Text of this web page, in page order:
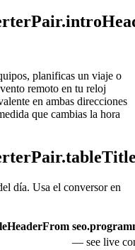
planificas un viaje o
remoto en tu reloj
en ambas direcciones
que cambias la hora
día. Usa el conversor en
— see live